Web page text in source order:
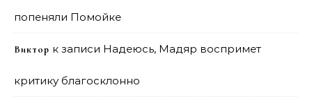
попеняли Помойке
Виктор к записи Надеюсь, Мадяр воспримет
критику благосклонно